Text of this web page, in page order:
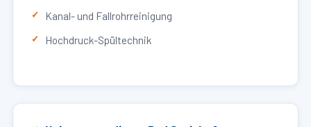
Kanal- und Fallrohrreinigung
Hochdruck-Spültechnik